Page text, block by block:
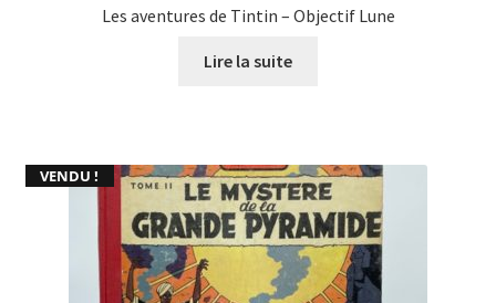
Les aventures de Tintin – Objectif Lune
Lire la suite
VENDU !